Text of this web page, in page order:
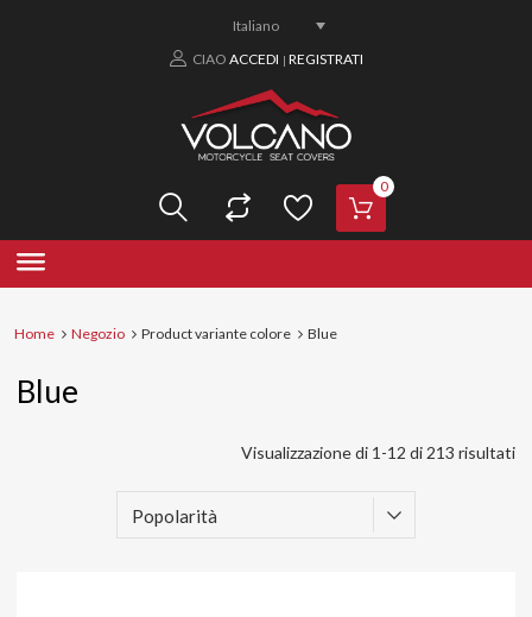
Italiano
CIAO ACCEDI | REGISTRATI
0
Home Negozio Product variante colore Blue
Blue
Visualizzazione di 1-12 di 213 risultati